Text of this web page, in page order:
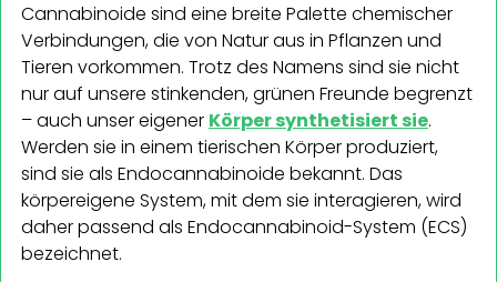
Cannabinoide sind eine breite Palette chemischer
Verbindungen, die von Natur aus in Pflanzen und
Tieren vorkommen. Trotz des Namens sind sie nicht
nur auf unsere stinkenden, grünen Freunde begrenzt
– auch unser eigener Körper synthetisiert sie.
Werden sie in einem tierischen Körper produziert,
sind sie als Endocannabinoide bekannt. Das
körpereigene System, mit dem sie interagieren, wird
daher passend als Endocannabinoid-System (ECS)
bezeichnet.